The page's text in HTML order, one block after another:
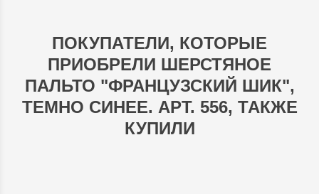
ПОКУПАТЕЛИ, КОТОРЫЕ
ПРИОБРЕЛИ ШЕРСТЯНОЕ
ПАЛЬТО "ФРАНЦУЗСКИЙ ШИК",
ТЕМНО СИНЕЕ. АРТ. 556, ТАКЖЕ
КУПИЛИ